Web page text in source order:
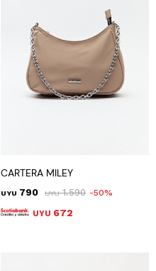
CARTERA MILEY
UYU 790 UYU 1.590 50
UYU 672